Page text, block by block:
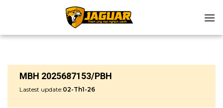
MBH 2025687153/PBH
Lastest update:02-Th1-26